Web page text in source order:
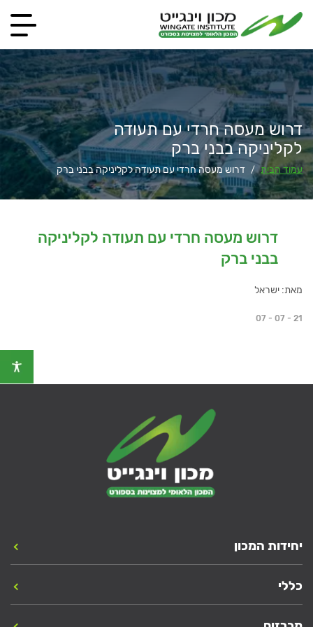
דרוש מעסה חרדי עם תעודה
לקליניקה בבני ברק
עמוד הבית / דרוש מעסה חרדי עם תעודה לקליניקה בבני ברק
דרוש מעסה חרדי עם תעודה לקליניקה
בבני ברק
מאת: ישראל
07 - 07 - 21
יחידות המכון
כללי